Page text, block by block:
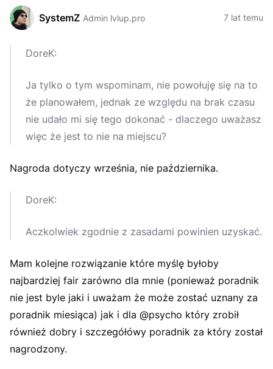
SystemZ Admin lvlup.pro 7 lat temu
DoreK:
Ja tylko o tym wspominam, nie powołuję się na to
że planowałem, jednak ze względu na brak czasu
nie udało mi się tego dokonać - dlaczego uważasz
więc że jest to nie na miejscu?
Nagroda dotyczy września, nie października.
DoreK:
Aczkolwiek zgodnie z zasadami powinien uzyskać.
Mam kolejne rozwiązanie które myślę byłoby
najbardziej fair zarówno dla mnie (ponieważ poradnik
nie jest byle jaki i uważam że może zostać uznany za
poradnik miesiąca) jak i dla @psycho który zrobił
również dobry i szczegółówy poradnik za który został
nagrodzony.